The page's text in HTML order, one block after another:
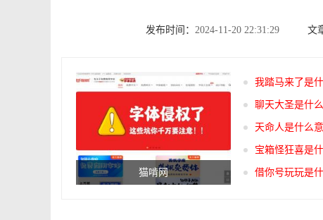
发布时间： 2024-11-20 22:31:29 文
猫啃网
我踏马来了‌是
聊天大圣是什
天命人是什么
宝箱怪狂喜是
借你号玩玩是